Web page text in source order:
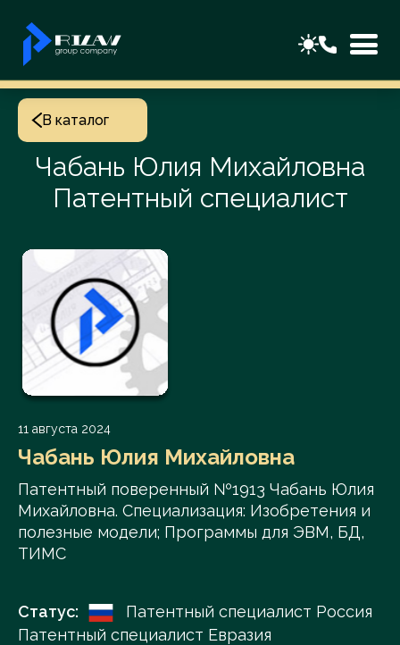
В каталог
Чабань Юлия Михайловна
Патентный специалист
11 августа 2024
Чабань Юлия Михайловна
Патентный поверенный №1913 Чабань Юлия
Михайловна. Специализация: Изобретения и
полезные модели; Программы для ЭВМ, БД,
ТИМС
Статус:
Патентный специалист Россия
Патентный специалист Евразия